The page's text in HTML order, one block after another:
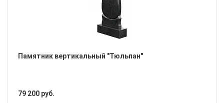
Памятник вертикальный "Тюльпан"
79 200 руб.